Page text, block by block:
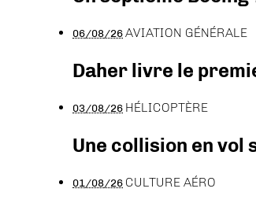
06/08/26AVIATION GÉNÉRALE
Daher livre le
03/08/26 HÉLICOPTÈRE
Une collision en vol
01/08/26 CULTURE AÉRO